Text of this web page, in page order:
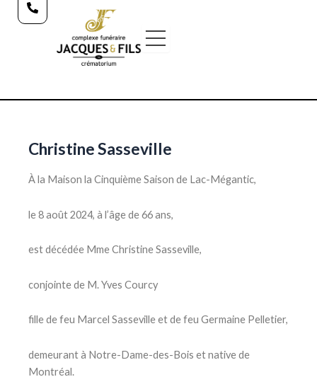
Christine Sasseville
À la Maison la Cinquième Saison de Lac-Mégantic,
le 8 août 2024, à l’âge de 66 ans,
est décédée Mme Christine Sasseville,
conjointe de M. Yves Courcy
fille de feu Marcel Sasseville et de feu Germaine Pelletier,
demeurant à Notre-Dame-des-Bois et native de
Montréal.